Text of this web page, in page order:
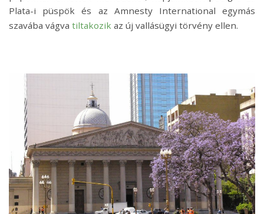
Plata-i püspök és az Amnesty International egymás
szavába vágva tiltakozik az új vallásügyi törvény ellen.